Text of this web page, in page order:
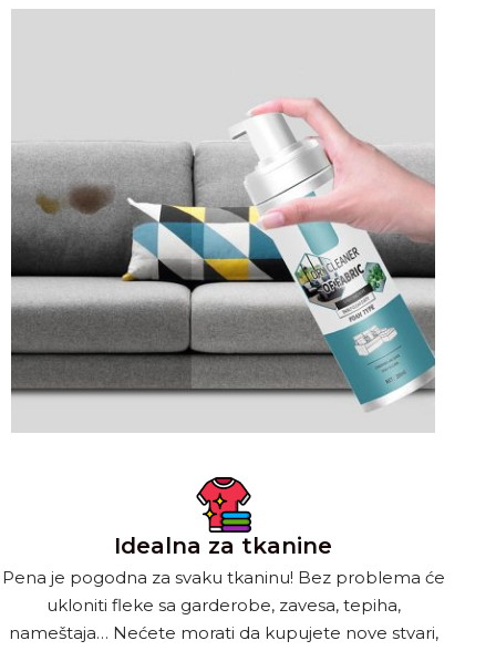
Idealna za tkanine
Pena je pogodna za svaku tkaninu! Bez problema će
ukloniti fleke sa garderobe, zavesa, tepiha,
nameštaja… Nećete morati da kupujete nove stvari,